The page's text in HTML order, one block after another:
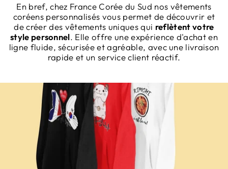
En bref, chez France Corée du Sud nos vêtements
coréens personnalisés vous permet de découvrir et
de créer des vêtements uniques qui reflètent votre
style personnel. Elle offre une expérience d'achat en
ligne fluide, sécurisée et agréable, avec une livraison
rapide et un service client réactif.